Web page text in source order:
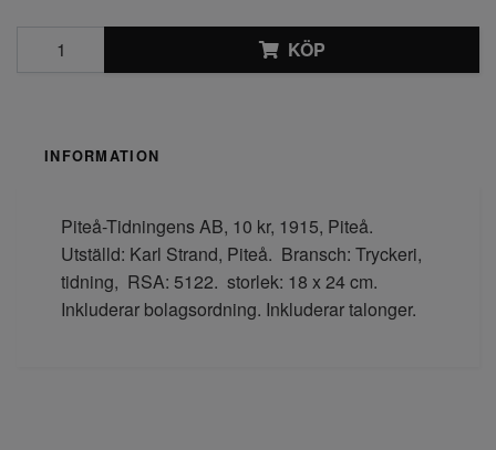
KÖP
INFORMATION
Piteå-Tidningens AB, 10 kr, 1915, Piteå.
Utställd: Karl Strand, Piteå. Bransch: Tryckeri,
tidning, RSA: 5122. storlek: 18 x 24 cm.
Inkluderar bolagsordning. Inkluderar talonger.